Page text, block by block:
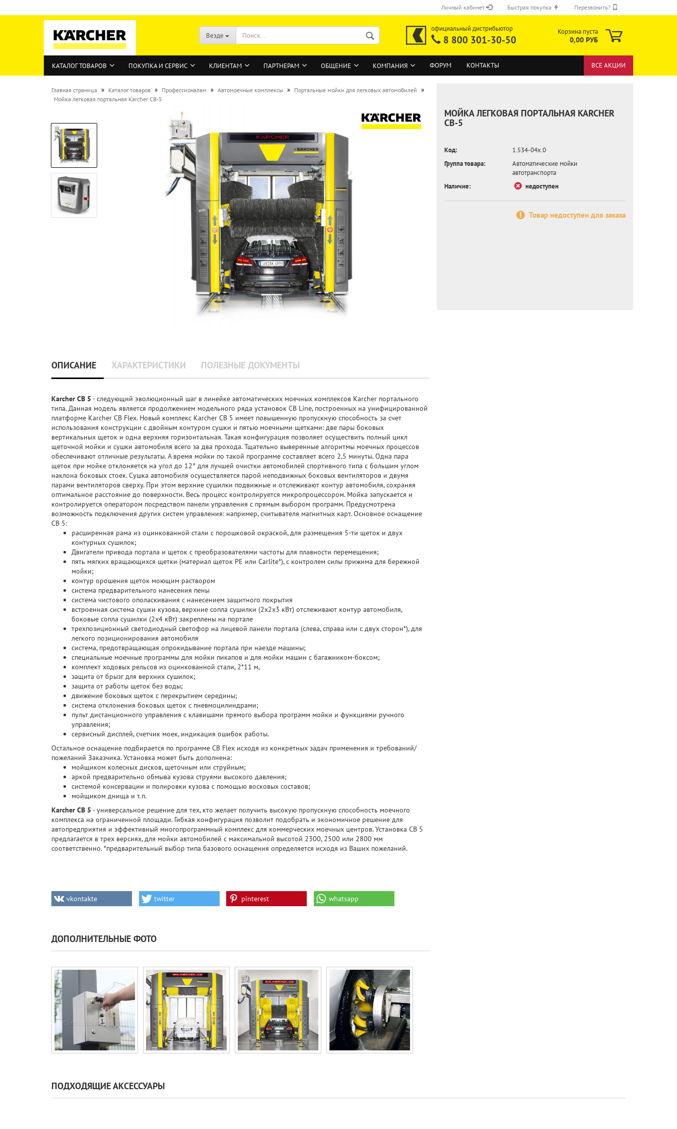
Личный кабинет
ВОЙТИ
Регистрация на сайте
Быстрая покупка Перезвонить?
ОТПРАВИТЬ
Везде
официальный дистрибьютор
8 800 301-30-50
Корзина пуста
0,00 РУБ
КАТАЛОГ ТОВАРОВ ПОКУПКА И СЕРВИС КЛИЕНТАМ ПАРТНЕРАМ ОБЩЕНИЕ КОМПАНИЯ ФОРУМ КОНТАКТЫ ВСЕ АКЦИИ
Главная страница » Каталог товаров » Профессионалам » Автомоечные комплексы » Портальные мойки для легковых автомобилей »
Мойка легковая портальная Karcher СB-5
МОЙКА ЛЕГКОВАЯ ПОРТАЛЬНАЯ KARCHER
СB-5
Код:
1.534-04x.0
Группа товара:
Автоматические мойки
автотранспорта
Наличие:
недоступен
Товар недоступен для заказа
ОПИСАНИЕ ХАРАКТЕРИСТИКИ ПОЛЕЗНЫЕ ДОКУМЕНТЫ
Karcher CB 5 - следующий эволюционный шаг в линейке автоматических моечных комплексов Karcher портального
типа. Данная модель является продолжением модельного ряда установок CB Line, построенных на унифицированной
платформе Karcher CB Flex. Новый комплекс Karcher CB 5 имеет повышенную пропускную способность за счет
использования конструкции с двойным контуром сушки и пятью моечными щетками: две пары боковых
вертикальных щеток и одна верхняя горизонтальная. Такая конфигурация позволяет осуществить полный цикл
щеточной мойки и сушки автомобиля всего за два прохода. Тщательно выверенные алгоритмы моечных процессов
обеспечивают отличные результаты. А время мойки по такой программе составляет всего 2,5 минуты. Одна пара
щеток при мойке отклоняется на угол до 12° для лучшей очистки автомобилей спортивного типа с большим углом
наклона боковых стоек. Сушка автомобиля осуществляется парой неподвижных боковых вентиляторов и двумя
парами вентиляторов сверху. При этом верхние сушилки подвижные и отслеживают контур автомобиля, сохраняя
оптимальное расстояние до поверхности. Весь процесс контролируется микропроцессором. Мойка запускается и
контролируется оператором посредством панели управления с прямым выбором программ. Предусмотрена
возможность подключения других систем управления: например, считывателя магнитных карт. Основное оснащение
CB 5:
расширенная рама из оцинкованной стали с порошковой окраской, для размещения 5-ти щеток и двух
контурных сушилок;
Двигатели привода портала и щеток с преобразователями частоты для плавности перемещения;
пять мягких вращающихся щетки (материал щеток PE или Carlite*), с контролем силы прижима для бережной
мойки;
контур орошения щеток моющим раствором
система предварительного нанесения пены
система чистового ополаскивания с нанесением защитного покрытия
встроенная система сушки кузова, верхние сопла сушилки (2х2х3 кВт) отслеживают контур автомобиля,
боковые сопла сушилки (2х4 кВт) закреплены на портале
трехпозиционный светодиодный светофор на лицевой панели портала (слева, справа или с двух сторон*), для
легкого позиционирования автомобиля
система, предотвращающая опрокидывание портала при наезде машины;
специальные моечные программы для мойки пикапов и для мойки машин с багажником-боксом;
комплект ходовых рельсов из оцинкованной стали, 2*11 м,
защита от брызг для верхних сушилок;
защита от работы щеток без воды;
движение боковых щеток с перекрытием середины;
система отклонения боковых щеток с пневмоцилиндрами;
пульт дистанционного управления с клавишами прямого выбора программ мойки и функциями ручного
управления;
сервисный дисплей, счетчик моек, индикация ошибок работы.
Остальное оснащение подбирается по программе CB Flex исходя из конкретных задач применения и требований/
пожеланий Заказчика. Установка может быть дополнена:
мойщиком колесных дисков, щеточным или струйным;
аркой предварительно обмыва кузова струями высокого давления;
системой консервации и полировки кузова с помощью восковых составов;
мойщиком днища и т.п.
Karcher CB 5 - универсальное решение для тех, кто желает получить высокую пропускную способность моечного
комплекса на ограниченной площади. Гибкая конфигурация позволит подобрать и экономичное решение для
автопредприятия и эффективный многопрограммный комплекс для коммерческих моечных центров. Установка CB 5
предлагается в трех версиях, для мойки автомобилей с максимальной высотой 2300, 2500 или 2800 мм
соответственно. *предварительный выбор типа базового оснащения определяется исходя из Ваших пожеланий.
vkontakte twitter pinterest whatsapp
ДОПОЛНИТЕЛЬНЫЕ ФОТО
ПОДХОДЯЩИЕ АКСЕССУАРЫ